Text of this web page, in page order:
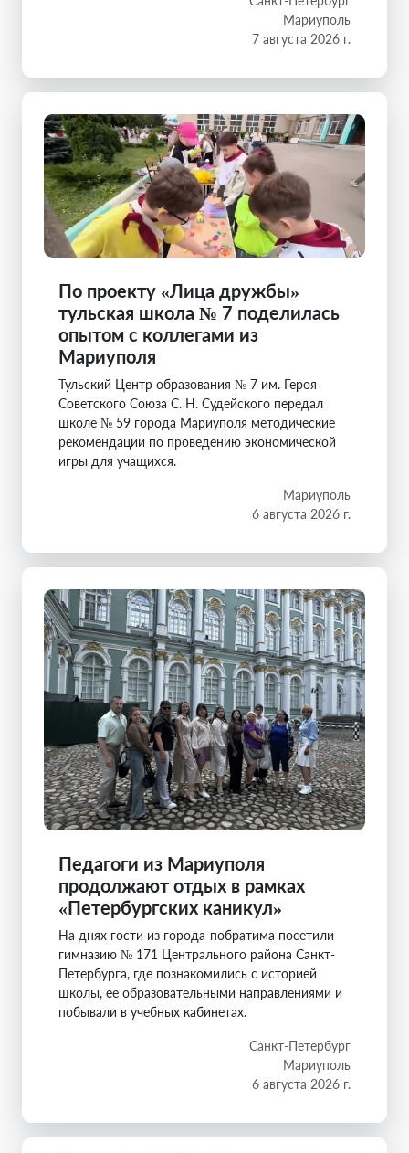
Мариуполь
7 августа 2026 г.
По проекту «Лица дружбы»
тульская школа № 7 поделилась
опытом с коллегами из
Мариуполя
Тульский Центр образования № 7 им. Героя
Советского Союза С. Н. Судейского передал
школе № 59 города Мариуполя методические
рекомендации по проведению экономической
игры для учащихся.
Мариуполь
6 августа 2026 г.
Педагоги из Мариуполя
продолжают отдых в рамках
«Петербургских каникул»
На днях гости из города-побратима посетили
гимназию № 171 Центрального района Санкт-
Петербурга, где познакомились с историей
школы, ее образовательными направлениями и
побывали в учебных кабинетах.
Санкт-Петербург
Мариуполь
6 августа 2026 г.